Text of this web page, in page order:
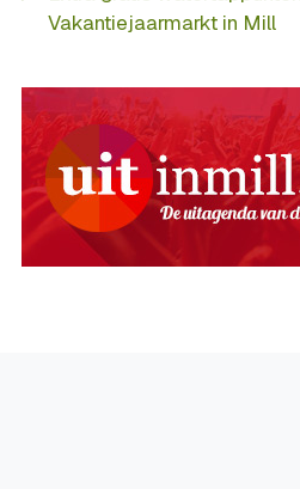
Vakantiejaarmarkt in Mill